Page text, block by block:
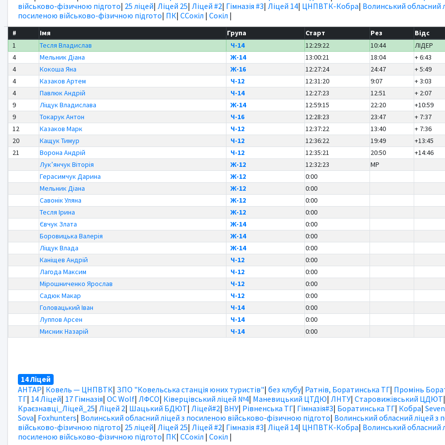
військово-фізичною підгото| 25 ліцей| Ліцей 25| Ліцей #2| Гімназія #3| Ліцей 14| ЦНПВТК-Кобра| Волинський обласний
посиленою військово-фізичною підгото| ПК| ССокіл | Сокіл |
# Імя Група Старт Рез
Відс
1
Тесля Владислав Ч-14 12:29:22 10:44
ЛІДЕР
4
Мельник Діана Ж-14 13:00:21 18:04
+ 6:43
4
Кокоша Яна Ж-16 12:27:24 24:47
+ 5:49
4
Казаков Артем Ч-12 12:31:20 9:07
+ 3:03
4
Павлюк Андрій Ч-14 12:27:23 12:51
+ 2:07
9
Ліщук Владислава Ж-14 12:59:15 22:20
+10:59
9
Токарук Антон Ч-16 12:28:23 23:47
+ 7:37
12
Казаков Марк Ч-12 12:37:22 13:40
+ 7:36
20
Кащук Тимур Ч-12 12:36:22 19:49
+13:45
21
Ворона Андрій Ч-12 12:35:21 20:50
+14:46
Лукʼянчук Віторія
Ж-12 12:32:23
MP
Герасимчук Дарина
Ж-12
0:00
Мельник Діана
Ж-12
0:00
Савонік Уляна
Ж-12
0:00
Тесля Ірина
Ж-12
0:00
Євчук Злата
Ж-14
0:00
Боровицька Валерія
Ж-14
0:00
Ліщук Влада
Ж-14
0:00
Каніщев Андрій
Ч-12
0:00
Лагода Максим
Ч-12
0:00
Мірошниченко Ярослав
Ч-12
0:00
Садюк Макар
Ч-12
0:00
Головацький Іван
Ч-14
0:00
Луппов Арсен
Ч-14
0:00
Мисник Назарій
Ч-14 0:00
14 Ліцей
АНТАР| Ковель — ЦНПВТК| ЗПО "Ковельська станція юних туристів"| без клубу| Ратнів, Боратинська ТГ| Промінь
ТГ| 14 Ліцей| 17 Гімназія| OC Wolf| ЛФСО| Ківерцівський ліцей №4| Маневицький ЦТДЮ| ЛНТУ| Старовижівський ЦДЮТ|
Краєзнавці_Ліцей_25| Ліцей 2| Шацький БДЮТ| Ліцей#2| ВНУ| Рівненська ТГ| Гімназія#3| Боратинська ТГ| Кобра|
Sova| Foxhunters| Волинський обласний ліцей з посиленою військово-фізичною підгото| Волинський обласний ліцей з
військово-фізичною підгото| 25 ліцей| Ліцей 25| Ліцей #2| Гімназія #3| Ліцей 14| ЦНПВТК-Кобра| Волинський обласний
посиленою військово-фізичною підгото| ПК| ССокіл | Сокіл |